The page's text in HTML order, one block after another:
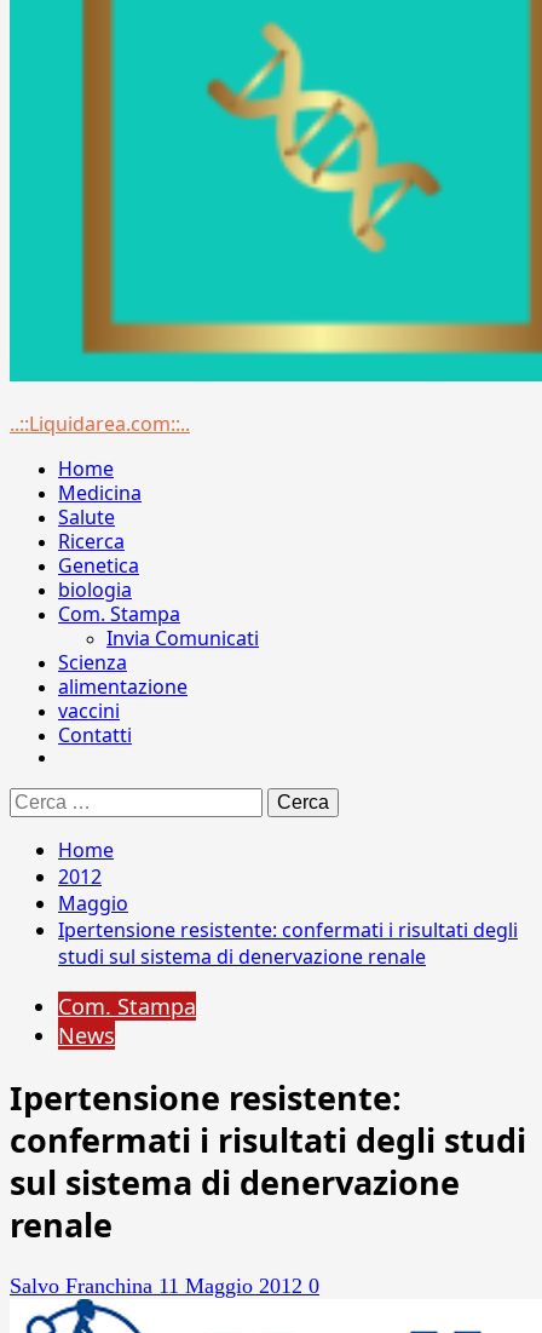
Menu
..::Liquidarea.com::..
Home
Medicina
Salute
Ricerca
Genetica
biologia
Com. Stampa
Invia Comunicati
Scienza
alimentazione
vaccini
Contatti
Ricerca
per:
Home
2012
Maggio
Ipertensione resistente: confermati i risultati degli
studi sul sistema di denervazione renale
Com. Stampa
News
Ipertensione resistente:
confermati i risultati degli studi
sul sistema di denervazione
renale
Salvo Franchina 11 Maggio 2012 0